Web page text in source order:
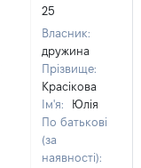
25
Власник:
дружина
Прізвище:
Красікова
Ім'я:
Юлія
По батькові
(за
наявності):